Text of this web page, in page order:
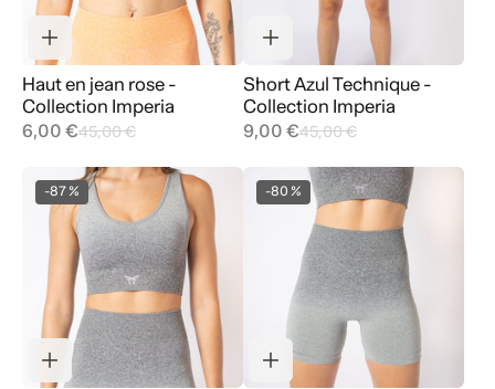
Haut en jean rose -
Collection Imperia
6,00 €45,00 €
Short Azul Technique -
Collection Imperia
9,00 €45,00 €
-87 % -80 %